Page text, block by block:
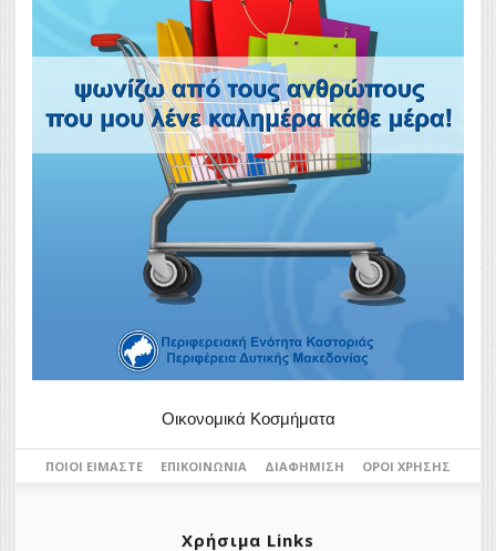
Οικονομικά Κοσμήματα
ΠΟΙΟΙ ΕΊΜΑΣΤΕ ΕΠΙΚΟΙΝΩΝΊΑ ΔΙΑΦΉΜΙΣΗ ΌΡΟΙ ΧΡΉΣΗΣ
Χρήσιμα Links